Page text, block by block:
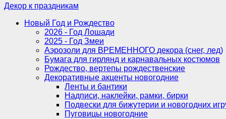
Декор к праздникам
Новый Год и Рождество
2026 - Год Лошади
2025 - Год Змеи
Аэрозоли для ВРЕМЕННОГО декора (снег, лед)
Бумага для гирлянд и карнавальных костюмов
Рождество, вертепы рождественские
Декоративные акценты новогодние
Ленты и бантики
Надписи, наклейки, рамки, бирки
Подвески для бижутерии и новогодних
Пуговицы новогодние